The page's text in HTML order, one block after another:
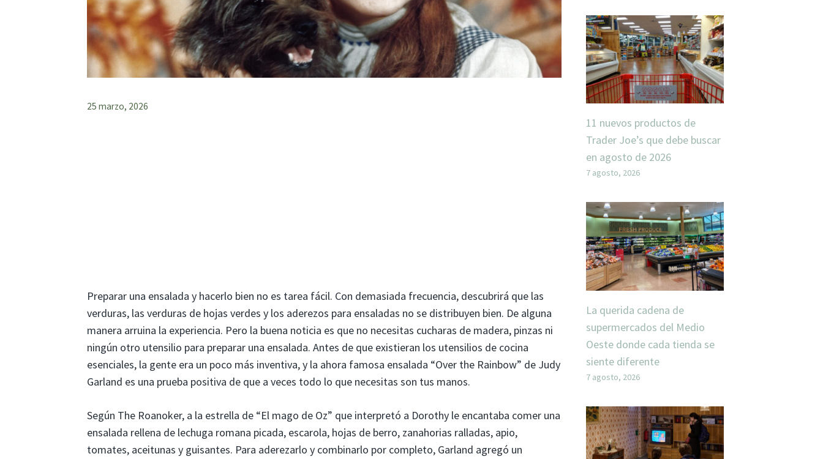
25 marzo, 2026
Preparar una ensalada y hacerlo bien no es tarea fácil. Con demasiada frecuencia, descubrirá que las
verduras, las verduras de hojas verdes y los aderezos para ensaladas no se distribuyen bien. De alguna
manera arruina la experiencia. Pero la buena noticia es que no necesitas cucharas de madera, pinzas ni
ningún otro utensilio para preparar una ensalada. Antes de que existieran los utensilios de cocina
esenciales, la gente era un poco más inventiva, y la ahora famosa ensalada “Over the Rainbow” de Judy
Garland es una prueba positiva de que a veces todo lo que necesitas son tus manos.
Según The Roanoker, a la estrella de “El mago de Oz” que interpretó a Dorothy le encantaba comer una
ensalada rellena de lechuga romana picada, escarola, hojas de berro, zanahorias ralladas, apio,
tomates, aceitunas y guisantes. Para aderezarlo y combinarlo por completo, Garland agregó un
11 nuevos productos de
Trader Joe’s que debe buscar
en agosto de 2026
7 agosto, 2026
La querida cadena de
supermercados del Medio
Oeste donde cada tienda se
siente diferente
7 agosto, 2026